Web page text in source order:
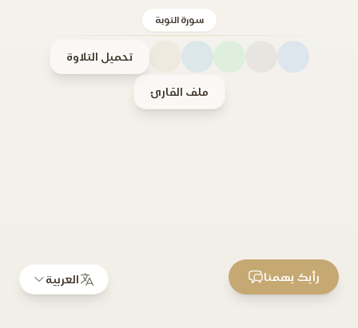
سورة التوبة
تحميل التلاوة
ملف القارئ
العربية رأيك يهمنا